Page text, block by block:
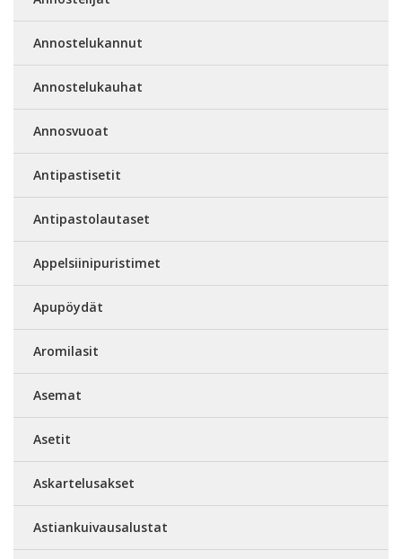
Annostelukannut
Annostelukauhat
Annosvuoat
Antipastisetit
Antipastolautaset
Appelsiinipuristimet
Apupöydät
Aromilasit
Asemat
Asetit
Askartelusakset
Astiankuivausalustat